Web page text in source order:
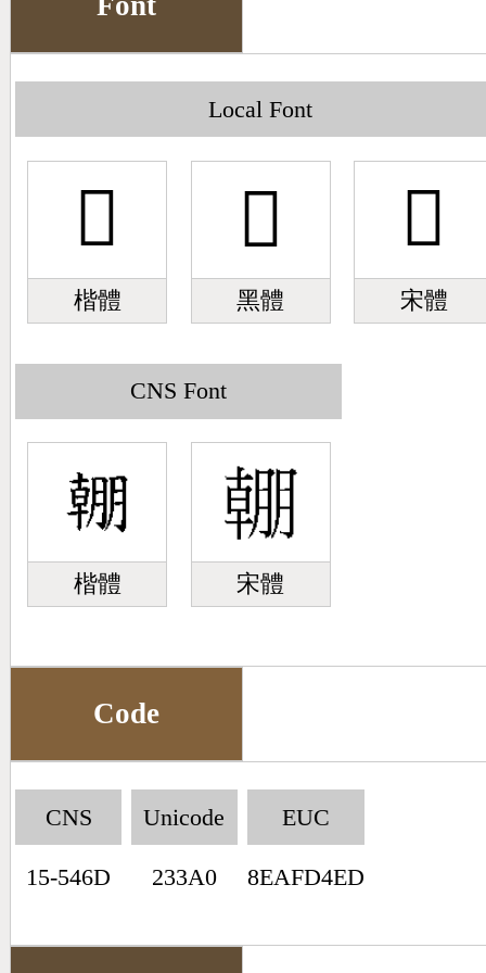
Local Font
𣎠
楷體
𣎠
黑體
𣎠
宋體
CNS Font
楷體 宋體
Code
CNS
15-546D
Unicode
233A0
EUC
8EAFD4ED